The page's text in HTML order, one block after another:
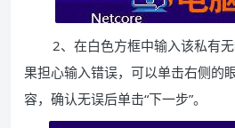
2、在白色方框中输入该私有
果担心输入错误，可以单击右侧的
容，确认无误后单击“下一步”。